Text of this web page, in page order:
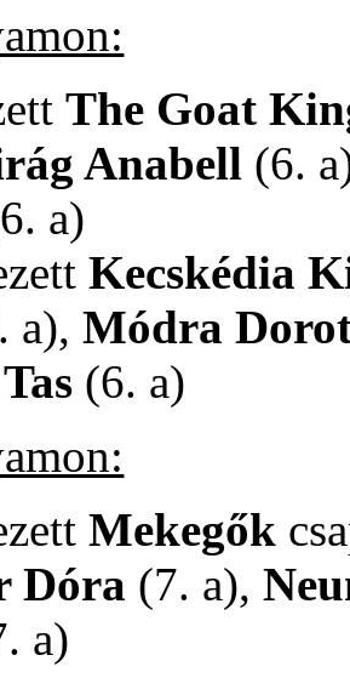
The Goat
Anabell (6.
a)
Kecskédia
a),Módra
(6. a)
Mekegők
Dóra (7. a),
a)